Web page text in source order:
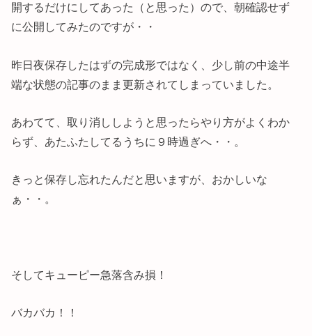
開するだけにしてあった（と思った）ので、朝確認せず
に公開してみたのですが・・
昨日夜保存したはずの完成形ではなく、少し前の中途半
端な状態の記事のまま更新されてしまっていました。
あわてて、取り消ししようと思ったらやり方がよくわか
らず、あたふたしてるうちに９時過ぎへ・・。
きっと保存し忘れたんだと思いますが、おかしいな
ぁ・・。
そしてキューピー急落含み損！
バカバカ！！